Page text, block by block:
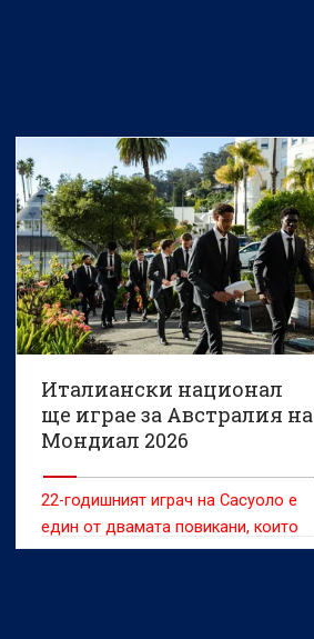
Италиански национал
ще играе за Австралия на
Мондиал 2026
22-годишният играч на Сасуоло е
един от двамата повикани, които
до момета не са обличали екипа